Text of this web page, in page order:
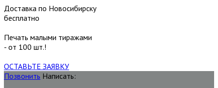
Доставка по Новосибирску
бесплатно
Печать малыми тиражами
- от 100 шт.!
ОСТАВЬТЕ ЗАЯВКУ
Позвонить Написать: